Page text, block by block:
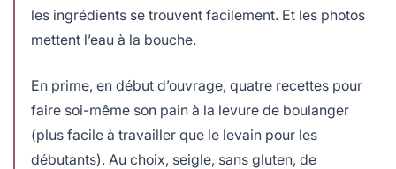
les ingrédients se trouvent facilement. Et les photos
mettent l’eau à la bouche.
En prime, en début d’ouvrage, quatre recettes pour
faire soi-même son pain à la levure de boulanger
(plus facile à travailler que le levain pour les
débutants). Au choix, seigle, sans gluten, de